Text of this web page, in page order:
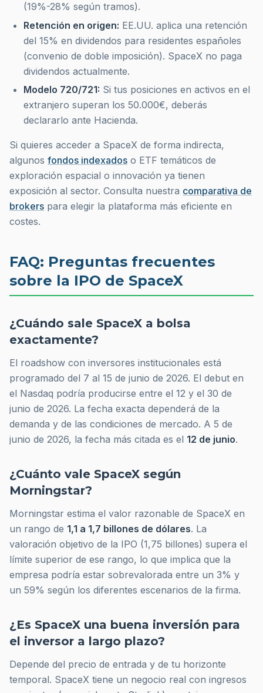
(19%-28% según tramos).
Retención en origen: EE.UU. aplica una retención
del 15% en dividendos para residentes españoles
(convenio de doble imposición). SpaceX no paga
dividendos actualmente.
Modelo 720/721: Si tus posiciones en activos en el
extranjero superan los 50.000€, deberás
declararlo ante Hacienda.
Si quieres acceder a SpaceX de forma indirecta,
algunos fondos indexados o ETF temáticos de
exploración espacial o innovación ya tienen
exposición al sector. Consulta nuestra comparativa de
brokers para elegir la plataforma más eficiente en
costes.
FAQ: Preguntas frecuentes
sobre la IPO de SpaceX
¿Cuándo sale SpaceX a bolsa
exactamente?
El roadshow con inversores institucionales está
programado del 7 al 15 de junio de 2026. El debut en
el Nasdaq podría producirse entre el 12 y el 30 de
junio de 2026. La fecha exacta dependerá de la
demanda y de las condiciones de mercado. A 5 de
junio de 2026, la fecha más citada es el 12 de junio.
¿Cuánto vale SpaceX según
Morningstar?
Morningstar estima el valor razonable de SpaceX en
un rango de 1,1 a 1,7 billones de dólares. La
valoración objetivo de la IPO (1,75 billones) supera el
límite superior de ese rango, lo que implica que la
empresa podría estar sobrevalorada entre un 3% y
un 59% según los diferentes escenarios de la firma.
¿Es SpaceX una buena inversión para
el inversor a largo plazo?
Depende del precio de entrada y de tu horizonte
temporal. SpaceX tiene un negocio real con ingresos